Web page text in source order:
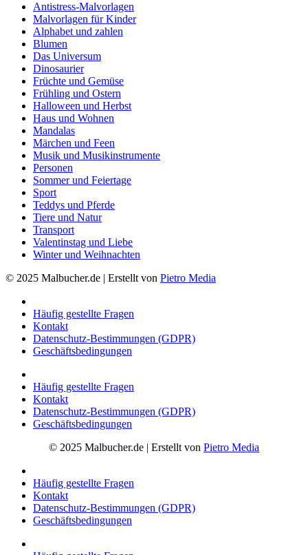
Antistress-Malvorlagen
Malvorlagen für Kinder
Alphabet und zahlen
Blumen
Das Universum
Dinosaurier
Früchte und Gemüse
Frühling und Ostern
Halloween und Herbst
Haus und Wohnen
Mandalas
Märchen und Feen
Musik und Musikinstrumente
Personen
Sommer und Feiertage
Sport
Teddys und Pferde
Tiere und Natur
Transport
Valentinstag und Liebe
Winter und Weihnachten
© 2025 Malbucher.de | Erstellt von Pietro Media
Häufig gestellte Fragen
Kontakt
Datenschutz-Bestimmungen (GDPR)
Geschäftsbedingungen
Häufig gestellte Fragen
Kontakt
Datenschutz-Bestimmungen (GDPR)
Geschäftsbedingungen
© 2025 Malbucher.de | Erstellt von Pietro Media
Häufig gestellte Fragen
Kontakt
Datenschutz-Bestimmungen (GDPR)
Geschäftsbedingungen